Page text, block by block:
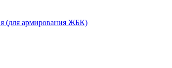
(для армирования ЖБК)